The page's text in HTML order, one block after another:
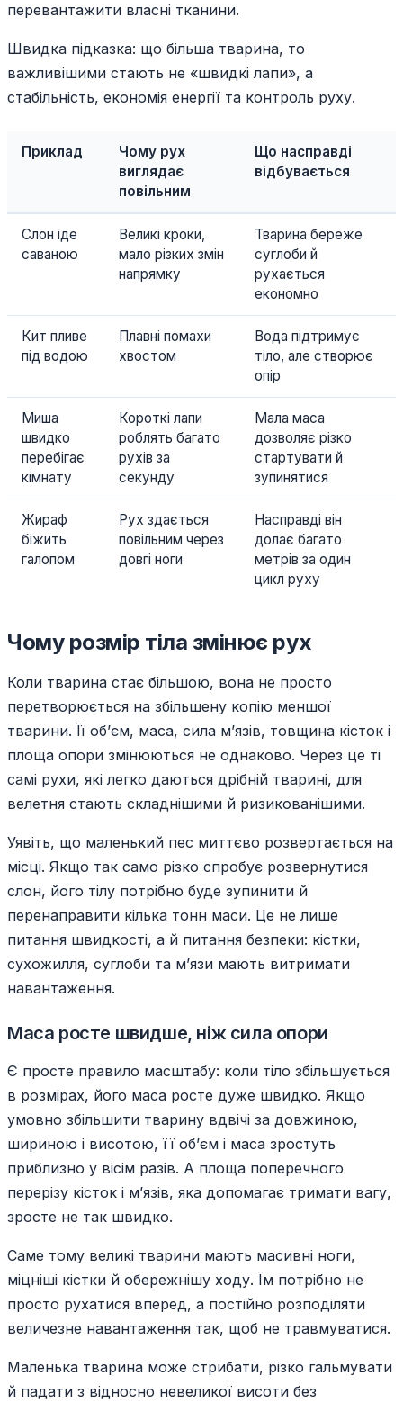
перевантажити власні тканини.
Швидка підказка: що більша тварина, то
важливішими стають не «швидкі лапи», а
стабільність, економія енергії та контроль руху.
Приклад
Чому рух
виглядає
повільним
Що насправді
відбувається
Слон іде
саваною
Великі кроки,
мало різких змін
напрямку
Тварина береже
суглоби й
рухається
економно
Кит пливе
під водою
Плавні помахи
хвостом
Вода підтримує
тіло, але створює
опір
Миша
швидко
перебігає
кімнату
Короткі лапи
роблять багато
рухів за
секунду
Мала маса
дозволяє різко
стартувати й
зупинятися
Жираф
біжить
галопом
Рух здається
повільним через
довгі ноги
Насправді він
долає багато
метрів за один
цикл руху
Чому розмір тіла змінює рух
Коли тварина стає більшою, вона не просто
перетворюється на збільшену копію меншої
тварини. Її об’єм, маса, сила м’язів, товщина кісток і
площа опори змінюються не однаково. Через це ті
самі рухи, які легко даються дрібній тварині, для
велетня стають складнішими й ризикованішими.
Уявіть, що маленький пес миттєво розвертається на
місці. Якщо так само різко спробує розвернутися
слон, його тілу потрібно буде зупинити й
перенаправити кілька тонн маси. Це не лише
питання швидкості, а й питання безпеки: кістки,
сухожилля, суглоби та м’язи мають витримати
навантаження.
Маса росте швидше, ніж сила опори
Є просте правило масштабу: коли тіло збільшується
в розмірах, його маса росте дуже швидко. Якщо
умовно збільшити тварину вдвічі за довжиною,
шириною і висотою, її об’єм і маса зростуть
приблизно у вісім разів. А площа поперечного
перерізу кісток і м’язів, яка допомагає тримати вагу,
зросте не так швидко.
Саме тому великі тварини мають масивні ноги,
міцніші кістки й обережнішу ходу. Їм потрібно не
просто рухатися вперед, а постійно розподіляти
величезне навантаження так, щоб не травмуватися.
Маленька тварина може стрибати, різко гальмувати
й падати з відносно невеликої висоти без